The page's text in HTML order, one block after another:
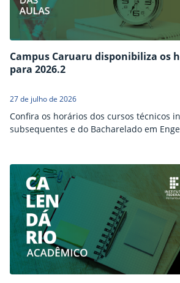
Campus Caruaru disponibiliza os
para 2026.2
27 de julho de 2026
Confira os horários dos cursos técnicos
subsequentes e do Bacharelado em